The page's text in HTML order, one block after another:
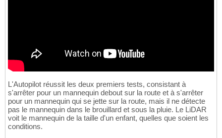
L'Autopilot réussit les deux premiers tests, consistant à
s'arrêter pour un mannequin debout sur la route et à s'arrêter
pour un mannequin qui se jette sur la route, mais il ne détecte
pas le mannequin dans le brouillard et sous la pluie. Le LiDAR
voit le mannequin de la taille d'un enfant, quelles que soient les
conditions.